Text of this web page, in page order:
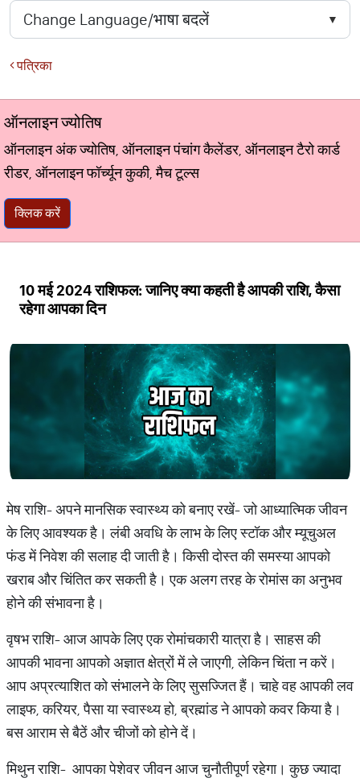
पत्रिका
ऑनलाइन ज्योतिष
ऑनलाइन अंक ज्योतिष, ऑनलाइन पंचांग कैलेंडर, ऑनलाइन टैरो कार्ड
रीडर, ऑनलाइन फॉर्च्यून कुकी, मैच टूल्स
क्लिक करें
10 मई 2024 राशिफल: जानिए क्या कहती है आपकी राशि, कैसा
रहेगा आपका दिन
मेष राशि- अपने मानसिक स्वास्थ्य को बनाए रखें- जो आध्यात्मिक जीवन
के लिए आवश्यक है। लंबी अवधि के लाभ के लिए स्टॉक और म्यूचुअल
फंड में निवेश की सलाह दी जाती है। किसी दोस्त की समस्या आपको
खराब और चिंतित कर सकती है। एक अलग तरह के रोमांस का अनुभव
होने की संभावना है।
वृषभ राशि- आज आपके लिए एक रोमांचकारी यात्रा है। साहस की
आपकी भावना आपको अज्ञात क्षेत्रों में ले जाएगी, लेकिन चिंता न करें।
आप अप्रत्याशित को संभालने के लिए सुसज्जित हैं। चाहे वह आपकी लव
लाइफ, करियर, पैसा या स्वास्थ्य हो, ब्रह्मांड ने आपको कवर किया है।
बस आराम से बैठें और चीजों को होने दें।
मिथुन राशि- आपका पेशेवर जीवन आज चुनौतीपूर्ण रहेगा। कुछ ज्यादा